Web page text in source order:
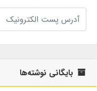
بایگانی نوشته‌ها